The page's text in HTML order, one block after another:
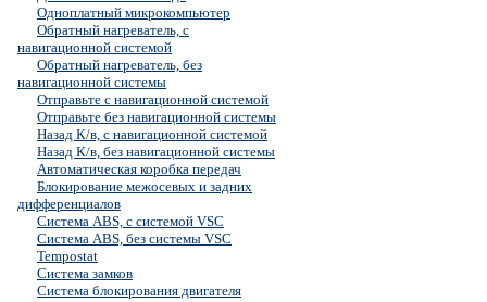
Одноплатный микрокомпьютер
Обратный нагреватель, с
навигационной системой
Обратный нагреватель, без
навигационной системы
Отправьте с навигационной системой
Отправьте без навигационной системы
Назад К/в, с навигационной системой
Назад К/в, без навигационной системы
Автоматическая коробка передач
Блокирование межосевых и задних
дифференциалов
Система ABS, с системой VSC
Система ABS, без системы VSC
Tempostat
Система замков
Система блокирования двигателя